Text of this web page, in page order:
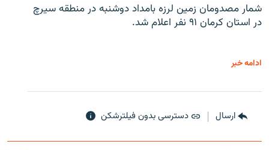
شمار مصدومان زمین لرزه بامداد دوشنبه در منطقه سیرچ
در استان کرمان ۹۱ نفر اعلام شد.
ادامه خبر
ارسال دسترسی بدون فیلترشکن